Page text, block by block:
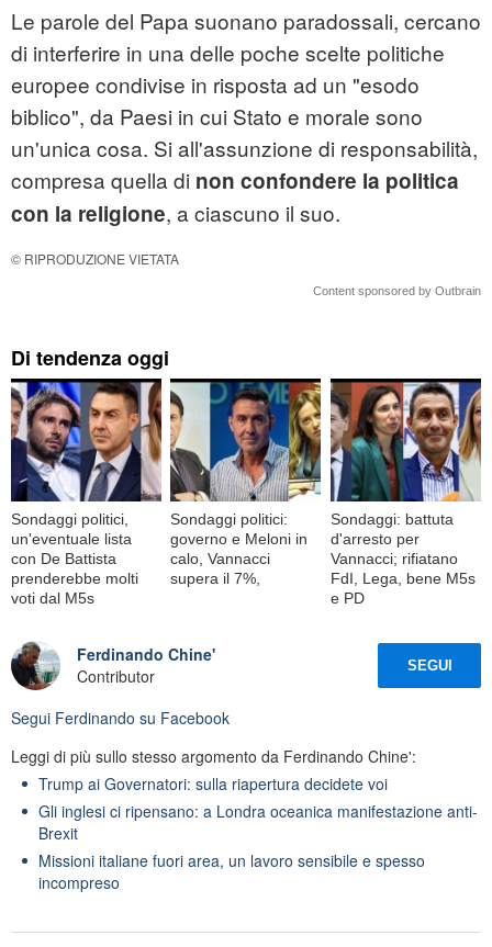
Le parole del Papa suonano paradossali, cercano
di interferire in una delle poche scelte politiche
europee condivise in risposta ad un "esodo
biblico", da Paesi in cui Stato e morale sono
un'unica cosa. Si all'assunzione di responsabilità,
compresa quella di non confondere la politica
con la religione, a ciascuno il suo.
© RIPRODUZIONE VIETATA
Content sponsored by Outbrain
Di tendenza oggi
Sondaggi politici,
un'eventuale lista
con De Battista
prenderebbe molti
voti dal M5s
Sondaggi politici:
governo e Meloni in
calo, Vannacci
supera il 7%,
Sondaggi: battuta
d'arresto per
Vannacci; rifiatano
FdI, Lega, bene M5s
e PD
Ferdinando Chine'
Contributor
SEGUI
Segui Ferdinando su Facebook
Leggi di più sullo stesso argomento da Ferdinando Chine':
Trump ai Governatori: sulla riapertura decidete voi
Gli inglesi ci ripensano: a Londra oceanica manifestazione anti-
Brexit
Missioni italiane fuori area, un lavoro sensibile e spesso
incompreso